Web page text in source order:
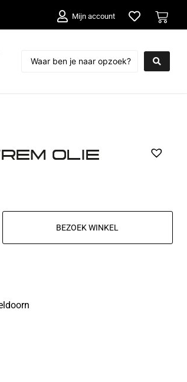
Mijn account
OLIE
BEZOEK WINKEL